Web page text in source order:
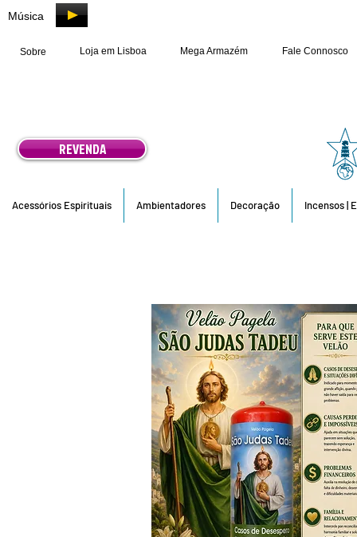
Música
Sobre Loja em Lisboa Mega Armazém Fale Connosco
REVENDA
Acessórios Espirituais Ambientadores Decoração Incensos |